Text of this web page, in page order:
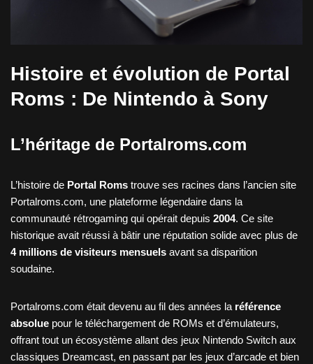
Histoire et évolution de Portal
Roms : De Nintendo à Sony
L’héritage de Portalroms.com
L’histoire de Portal Roms trouve ses racines dans l’ancien site
Portalroms.com, une plateforme légendaire dans la
communauté rétrogaming qui opérait depuis 2004. Ce site
historique avait réussi à bâtir une réputation solide avec plus de
4 millions de visiteurs mensuels avant sa disparition
soudaine.
Portalroms.com était devenu au fil des années la référence
absolue pour le téléchargement de ROMs et d’émulateurs,
offrant tout un écosystème allant des jeux Nintendo Switch aux
classiques Dreamcast, en passant par les jeux d’arcade et bien